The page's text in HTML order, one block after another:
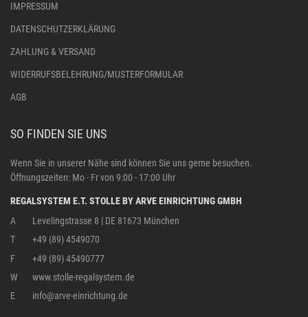
IMPRESSUM
DATENSCHUTZERKLÄRUNG
ZAHLUNG & VERSAND
WIDERRUFSBELEHRUNG/MUSTERFORMULAR
AGB
SO FINDEN SIE UNS
Wenn Sie in unserer Nähe sind können Sie uns gerne besuchen.
Öffnungszeiten: Mo - Fr von 9:00 - 17:00 Uhr
REGALSYSTEM E.T. STOLLE BY ARVE EINRICHTUNG GMBH
A
Levelingstrasse 8 | DE 81673 München
T
+49 (89) 4549070
F
+49 (89) 45490777
W
www.stolle-regalsystem.de
E
info@arve-einrichtung.de